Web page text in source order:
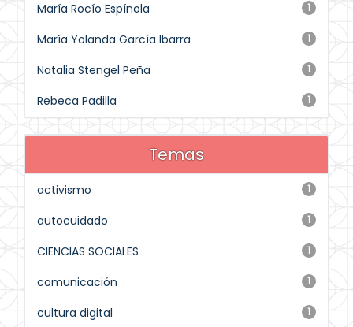
1
María Rocío Espínola
1
María Yolanda García Ibarra
1
Natalia Stengel Peña
1
Rebeca Padilla
Temas
1
activismo
1
autocuidado
1
CIENCIAS SOCIALES
1
comunicación
1
cultura digital